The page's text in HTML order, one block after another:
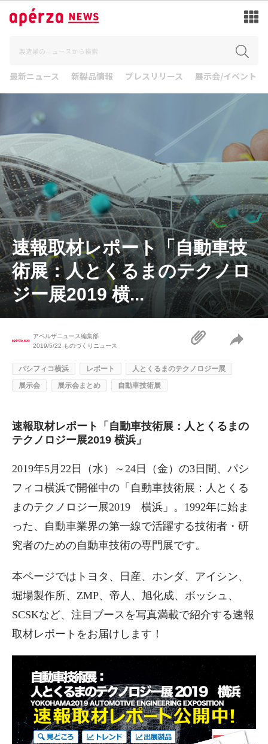
最新ニュース 新製品情報 プレスリリース 展示会/イベント
速報取材レポート「自動車技
術展：人とくるまのテクノロ
ジー展2019 横...
アペルザニュース編集部
2019/5/22 ものづくりニュース
パシフィコ横浜 レポート
人とくるまのテクノロジー展
展示会
展示会まとめ 自動車技術展
速報取材レポート「自動車技術展：人とくるまの
テクノロジー展2019 横浜」
2019年5月22日（水）～24日（金）の3日間、パシ
フィコ横浜で開催中の「自動車技術展：人とくる
まのテクノロジー展2019 横浜」。1992年に始ま
った、自動車業界の第一線で活躍する技術者・研
究者のための自動車技術の専門展です。
本ページではトヨタ、日産、ホンダ、アイシン、
堀場製作所、ZMP、帝人、旭化成、ボッシュ、
SCSKなど、注目ブースを写真満載で紹介する速報
取材レポートをお届けします！